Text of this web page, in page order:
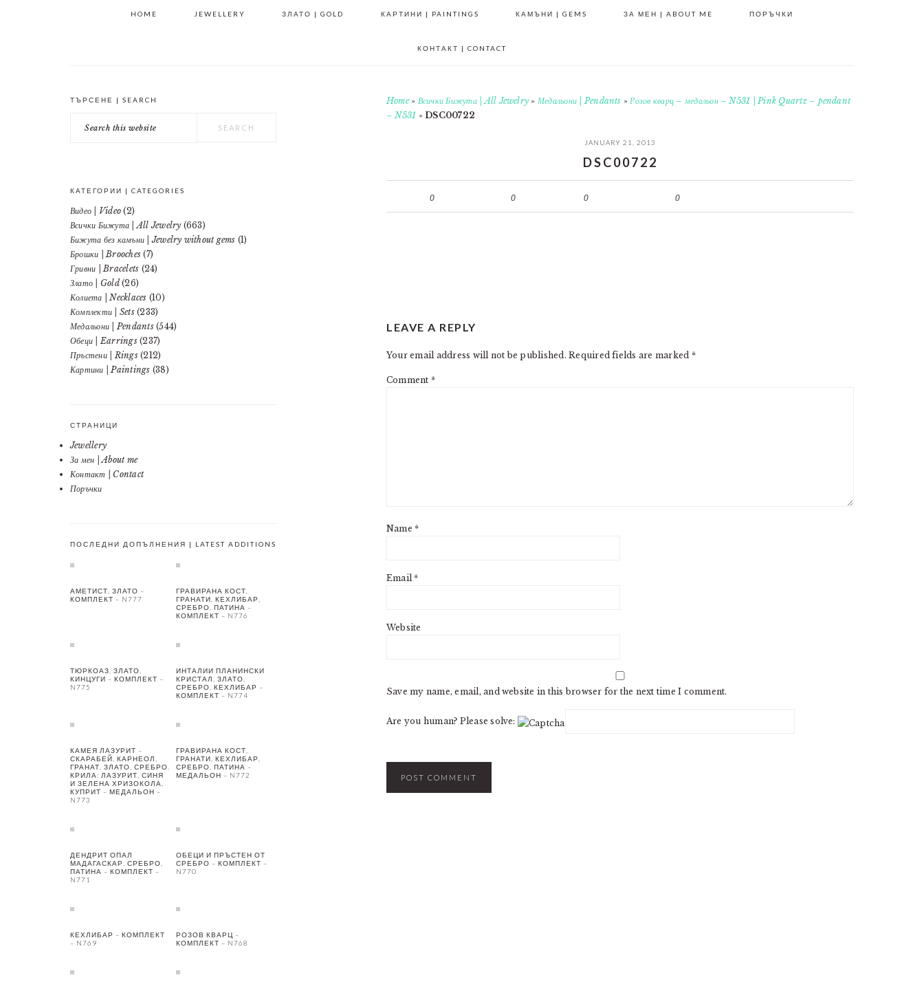
HOME JEWELLERY ЗЛАТО | GOLD КАРТИНИ | PAINTINGS КАМЪНИ | GEMS ЗА МЕН | ABOUT ME ПОРЪЧКИ
КОНТАКТ | CONTACT
Home» Всички Бижута | All Jewelry » Медальони | Pendants »Розов кварц – медальон – N531 | Pink Quartz – pendant
– N531 »DSC00722
JANUARY 21, 2013
DSC00722
0 0 0 0
INTERACTIONS
LEAVE A REPLY
Your email address will not be published. Required fields are marked *
Comment *
Name*
Email*
Website
Save my name, email, and website in this browser for the next time I comment.
Are you human? Please solve:
PRIMARY
SIDEBAR
ТЪРСЕНЕ | SEARCH
this
КАТЕГОРИИ | CATEGORIES
Видео | Video (2)
Всички Бижута | All Jewelry (663)
Бижута без камъни | Jewelry without gems (1)
Брошки | Brooches (7)
Гривни | Bracelets (24)
Злато | Gold(26)
Колиета | Necklaces (10)
Комплекти | Sets(233)
Медальони | Pendants(544)
Обеци | Earrings(237)
Пръстени | Rings(212)
Картини | Paintings (38)
СТРАНИЦИ
Jewellery
За мен | About me
Контакт | Contact
Поръчки
ПОСЛЕДНИ ДОПЪЛНЕНИЯ | LATEST ADDITIONS
АМЕТИСТ, ЗЛАТО –
КОМПЛЕКТ – N777
ГРАВИРАНА КОСТ,
ГРАНАТИ, КЕХЛИБАР,
СРЕБРО, ПАТИНА –
КОМПЛЕКТ – N776
ТЮРКОАЗ, ЗЛАТО,
КИНЦУГИ – КОМПЛЕКТ –
N775
ИНТАЛИИ ПЛАНИНСКИ
КРИСТАЛ, ЗЛАТО,
СРЕБРО, КЕХЛИБАР –
КОМПЛЕКТ – N774
КАМЕЯ ЛАЗУРИТ –
СКАРАБЕЙ, КАРНЕОЛ,
ГРАНАТ, ЗЛАТО, СРЕБРО.
КРИЛА: ЛАЗУРИТ, СИНЯ
И ЗЕЛЕНА ХРИЗОКОЛА,
КУПРИТ – МЕДАЛЬОН –
N773
ГРАВИРАНА КОСТ,
ГРАНАТИ, КЕХЛИБАР,
СРЕБРО, ПАТИНА –
МЕДАЛЬОН – N772
ДЕНДРИТ ОПАЛ
МАДАГАСКАР, СРЕБРО,
ПАТИНА – КОМПЛЕКТ –
N771
ОБЕЦИ И ПРЪСТЕН ОТ
СРЕБРО – КОМПЛЕКТ –
N770
КЕХЛИБАР – КОМПЛЕКТ
– N769
РОЗОВ КВАРЦ –
КОМПЛЕКТ – N768